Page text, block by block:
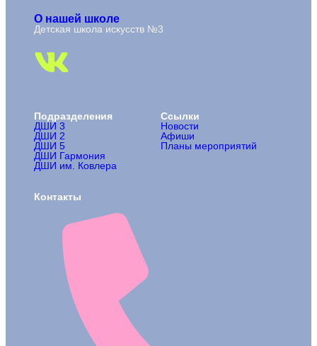
О нашей школе
Детская школа искусств №3
Подразделения
ДШИ 3
ДШИ 2
ДШИ 5
ДШИ Гармония
ДШИ им. Ковлера
Ссылки
Новости
Афиши
Планы мероприятий
Контакты